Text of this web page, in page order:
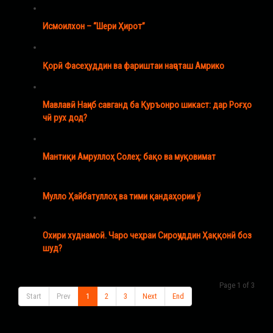
Исмоилхон – “Шери Ҳирот”
Қорӣ Фасеҳуддин ва фариштаи наҷоташ Амрико
Мавлавӣ Наҷиб савганд ба Қуръонро шикаст: дар Роғҳо
чӣ рух дод?
Мантиқи Амруллоҳ Солеҳ: бақо ва муқовимат
Мулло Ҳайбатуллоҳ ва тими қандаҳории ӯ
Охири худнамоӣ. Чаро чеҳраи Сироҷуддин Ҳаққонӣ боз
шуд?
Page 1 of 3
Start
Prev 1 2 3 Next End